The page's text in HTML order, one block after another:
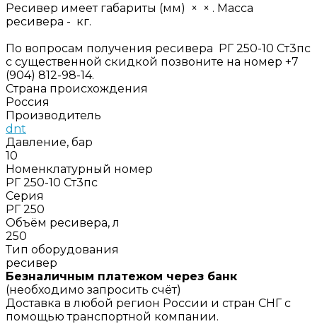
Ресивер имеет габариты (мм) × × . Масса
ресивера - кг.
По вопросам получения ресивера РГ 250-10 Ст3пс
с существенной скидкой позвоните на номер +7
(904) 812-98-14.
Страна происхождения
Россия
Производитель
dnt
Давление, бар
10
Номенклатурный номер
РГ 250-10 Ст3пс
Серия
РГ 250
Объём ресивера, л
250
Тип оборудования
ресивер
Безналичным платежом через банк
(необходимо запросить счёт)
Доставка в любой регион России и стран СНГ с
помощью транспортной компании.